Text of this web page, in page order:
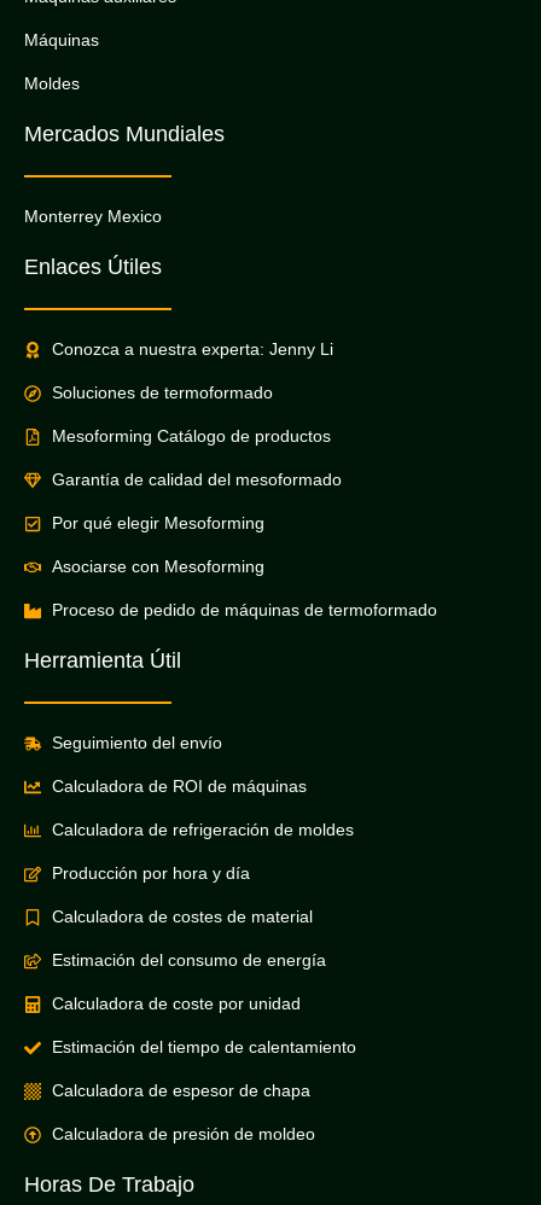
Máquinas
Moldes
Mercados Mundiales
Monterrey Mexico
Enlaces Útiles
Conozca a nuestra experta: Jenny Li
Soluciones de termoformado
Mesoforming Catálogo de productos
Garantía de calidad del mesoformado
Por qué elegir Mesoforming
Asociarse con Mesoforming
Proceso de pedido de máquinas de termoformado
Herramienta Útil
Seguimiento del envío
Calculadora de ROI de máquinas
Calculadora de refrigeración de moldes
Producción por hora y día
Calculadora de costes de material
Estimación del consumo de energía
Calculadora de coste por unidad
Estimación del tiempo de calentamiento
Calculadora de espesor de chapa
Calculadora de presión de moldeo
Horas De Trabajo